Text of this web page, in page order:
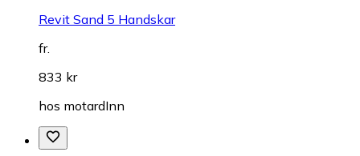
Revit Sand 5 Handskar
fr.
833 kr
hos motardInn